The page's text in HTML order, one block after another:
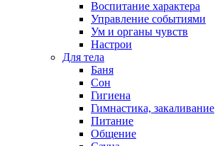
Воспитание характера
Управление событиями
Ум и органы чувств
Настрои
Для тела
Баня
Сон
Гигиена
Гимнастика, закаливание
Питание
Общение